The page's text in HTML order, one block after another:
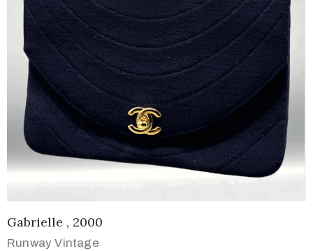
Gabrielle , 2000
Runway Vintage